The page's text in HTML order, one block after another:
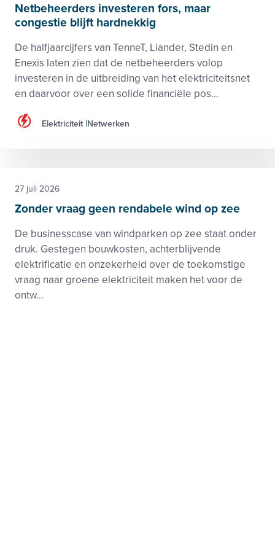
Netbeheerders investeren fors, maar
congestie blijft hardnekkig
De halfjaarcijfers van TenneT, Liander, Stedin en
Enexis laten zien dat de netbeheerders volop
investeren in de uitbreiding van het elektriciteitsnet
en daarvoor over een solide financiële pos...
Elektriciteit Netwerken
Zonder vraag geen rendabele wind op zee
De businesscase van windparken op zee staat onder
druk. Gestegen bouwkosten, achterblijvende
elektrificatie en onzekerheid over de toekomstige
vraag naar groene elektriciteit maken het voor de
ontw...
27 juli 2026